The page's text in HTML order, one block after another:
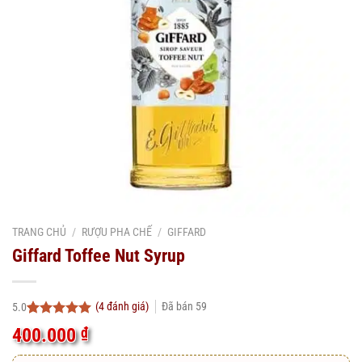
TRANG CHỦ / RƯỢU PHA CHẾ / GIFFARD
Giffard Toffee Nut Syrup
5.0
5.0 trên 5
dựa trên
4
đánh giá
(4đánh giá) Đã bán 59
400.000₫